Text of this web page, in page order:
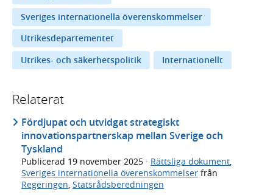
Sveriges internationella överenskommelser
Utrikesdepartementet
Utrikes- och säkerhetspolitik
Internationellt
Relaterat
Fördjupat och utvidgat strategiskt
innovationspartnerskap mellan Sverige och
Tyskland
Publicerad 19 november 2025 · Rättsliga dokument,
Sveriges internationella överenskommelser från
Regeringen, Statsrådsberedningen